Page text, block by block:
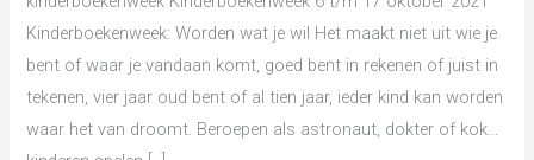
Kinderboekenweek: Worden wat je wil Het maakt niet uit wie je
bent of waar je vandaan komt, goed bent in rekenen of juist in
tekenen, vier jaar oud bent of al tien jaar, ieder kind kan worden
waar het van droomt. Beroepen als astronaut, dokter of kok…